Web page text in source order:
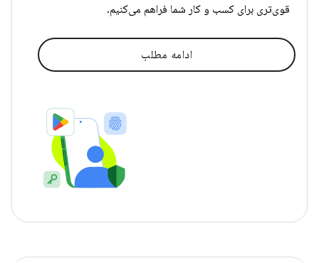
قوی‌تری برای کسب و کار شما فراهم می‌کنیم.
ادامه مطلب